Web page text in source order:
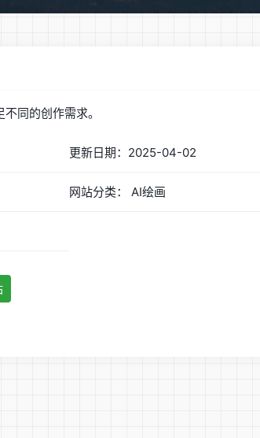
同的创作需求。
更新日期：2025-04-02
网站分类： AI绘画